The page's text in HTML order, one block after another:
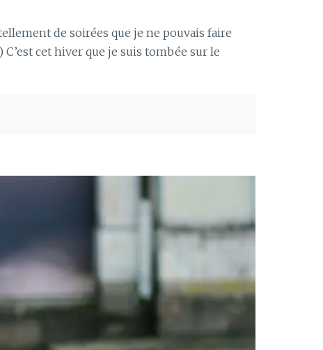
de soirées que je ne pouvais faire
cet hiver que je suis tombée sur le